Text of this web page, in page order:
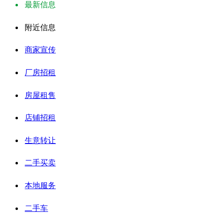
最新信息
附近信息
商家宣传
厂房招租
房屋租售
店铺招租
生意转让
二手买卖
本地服务
二手车